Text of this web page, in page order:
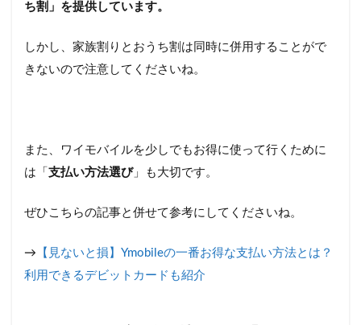
ち割」を提供しています。
しかし、家族割りとおうち割は同時に併用することがで
きないので注意してくださいね。
また、ワイモバイルを少しでもお得に使って行くために
は「 支払い方法選び」も大切です。
ぜひこちらの記事と併せて参考にしてくださいね。
→ 【見ないと損】Ymobileの一番お得な支払い方法とは？
利用できるデビットカードも紹介